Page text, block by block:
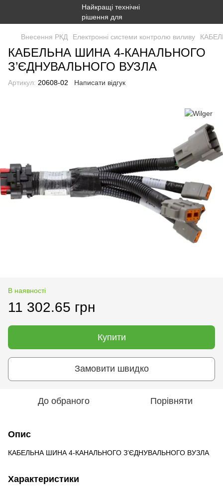
Внесення РКД Електронні системи контролю виливу
КАБЕЛЬНА ШИНА 4-КАНАЛЬНОГО
З’ЄДНУВАЛЬНОГО ВУЗЛА
Артикул: 20608-02 Написати відгук
В наявності
11 302.65 грн
Купити
Замовити швидко
До обраного Порівняти
Опис
КАБЕЛЬНА ШИНА 4-КАНАЛЬНОГО З’ЄДНУВАЛЬНОГО ВУЗЛА
Характеристики